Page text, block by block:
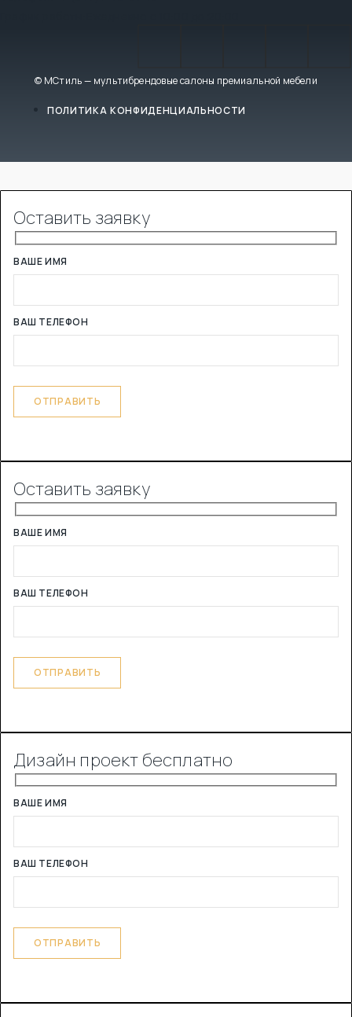
ПОЛИТИКА КОНФИДЕНЦИАЛЬНОСТИ
© МСтиль — мультибрендовые салоны премиальной мебели
Оставить заявку
ВАШЕ ИМЯ
ВАШ ТЕЛЕФОН
Оставить заявку
ВАШЕ ИМЯ
ВАШ ТЕЛЕФОН
Дизайн проект бесплатно
ВАШЕ ИМЯ
ВАШ ТЕЛЕФОН